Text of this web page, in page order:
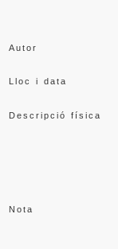
Autor
Lloc i data
Descripció física
Nota